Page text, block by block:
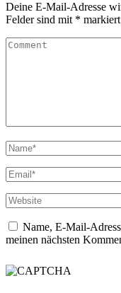
Deine E-Mail-Adresse
Felder sind mit * markiert
Name, E-Mail-
meinen nächsten